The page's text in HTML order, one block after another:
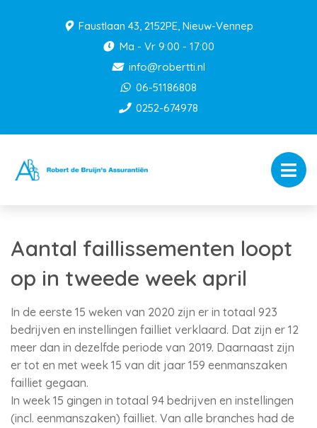
Faustlaan 43, 2152PE, Nieuw-Vennep
Ma - Vr 9:00 - 17:00
info@robertti.nl
06-51186808
0252-674978
Aantal faillissementen loopt
op in tweede week april
In de eerste 15 weken van 2020 zijn er in totaal 923
bedrijven en instellingen failliet verklaard. Dat zijn er 12
meer dan in dezelfde periode van 2019. Daarnaast zijn
er tot en met week 15 van dit jaar 159 eenmanszaken
failliet gegaan.
In week 15 gingen in totaal 94 bedrijven en instellingen
(incl. eenmanszaken) failliet. Van alle branches had de